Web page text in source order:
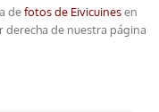
defotos de Eivicuinesen
de nuestra página